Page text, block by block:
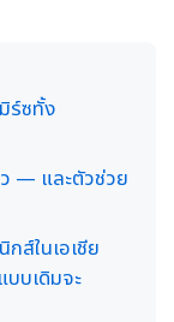
ร์ซทั้ง
ว — และตัวช่วย
ส์ในเอเชีย
บบเดิมจะ